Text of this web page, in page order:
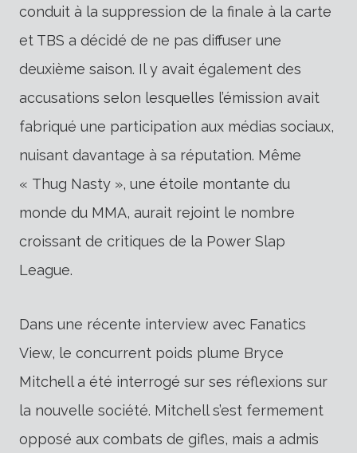
conduit à la suppression de la finale à la carte
et TBS a décidé de ne pas diffuser une
deuxième saison. Il y avait également des
accusations selon lesquelles l’émission avait
fabriqué une participation aux médias sociaux,
nuisant davantage à sa réputation. Même
« Thug Nasty », une étoile montante du
monde du MMA, aurait rejoint le nombre
croissant de critiques de la Power Slap
League.
Dans une récente interview avec Fanatics
View, le concurrent poids plume Bryce
Mitchell a été interrogé sur ses réflexions sur
la nouvelle société. Mitchell s’est fermement
opposé aux combats de gifles, mais a admis